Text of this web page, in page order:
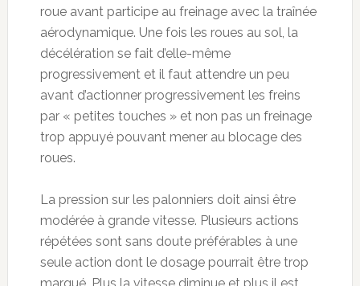
roue avant participe au freinage avec la traînée
aérodynamique. Une fois les roues au sol, la
décélération se fait d’elle-même
progressivement et il faut attendre un peu
avant d’actionner progressivement les freins
par « petites touches » et non pas un freinage
trop appuyé pouvant mener au blocage des
roues.
La pression sur les palonniers doit ainsi être
modérée à grande vitesse. Plusieurs actions
répétées sont sans doute préférables à une
seule action dont le dosage pourrait être trop